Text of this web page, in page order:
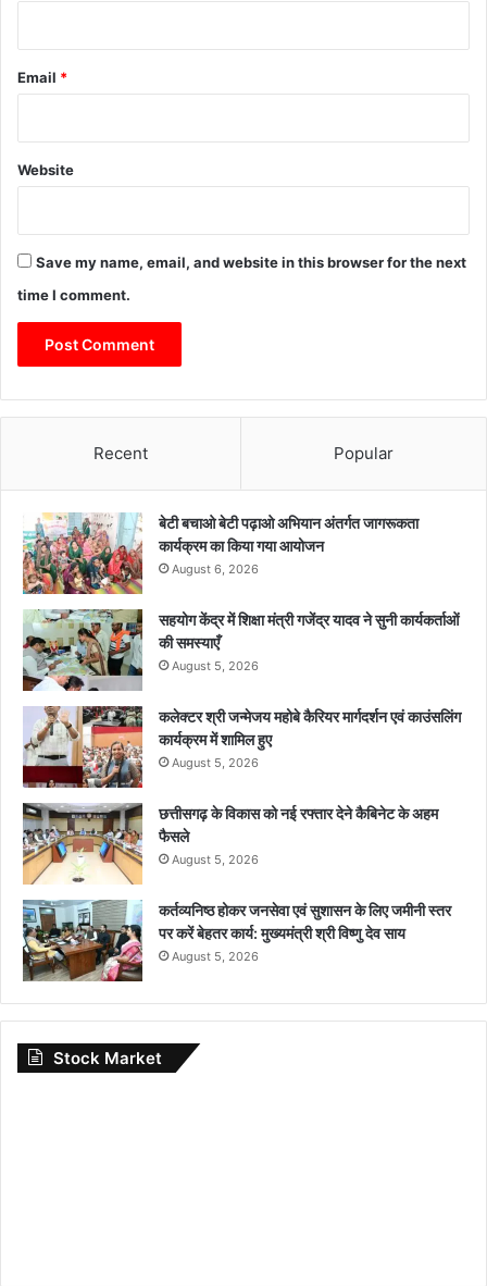
Email *
Website
Save my name, email, and website in this browser for the next
time I comment.
Recent Popular
बेटी बचाओ बेटी पढ़ाओ अभियान अंतर्गत जागरूकता
कार्यक्रम का किया गया आयोजन
August 6, 2026
सहयोग केंद्र में शिक्षा मंत्री गजेंद्र यादव ने सुनी कार्यकर्ताओं
की समस्याएँ
August 5, 2026
कलेक्टर श्री जन्मेजय महोबे कैरियर मार्गदर्शन एवं काउंसलिंग
कार्यक्रम में शामिल हुए
August 5, 2026
छत्तीसगढ़ के विकास को नई रफ्तार देने कैबिनेट के अहम
फैसले
August 5, 2026
कर्तव्यनिष्ठ होकर जनसेवा एवं सुशासन के लिए जमीनी स्तर
पर करें बेहतर कार्य: मुख्यमंत्री श्री विष्णु देव साय
August 5, 2026
Stock Market